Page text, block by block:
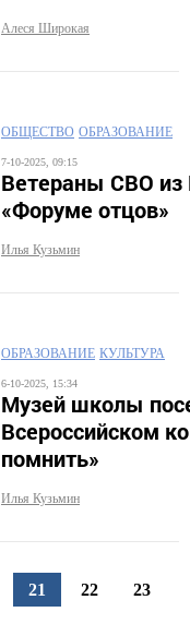
Алеся Широкая
ОБЩЕСТВО ОБРАЗОВАНИЕ
7-10-2025, 09:15
Ветераны СВО из
«Форуме отцов»
Илья Кузьмин
ОБРАЗОВАНИЕ КУЛЬТУРА
6-10-2025, 15:34
Музей школы
Всероссийском
помнить»
Илья Кузьмин
21 22
23